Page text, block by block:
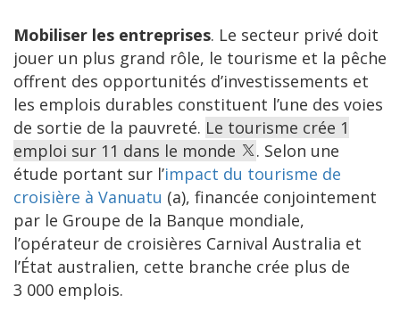
Mobiliser les entreprises. Le secteur privé doit
jouer un plus grand rôle, le tourisme et la pêche
offrent des opportunités d’investissements et
les emplois durables constituent l’une des voies
de sortie de la pauvreté. Le tourisme crée 1
emploi sur 11 dans le monde
. Selon une
étude portant sur l’impact du tourisme de
croisière à Vanuatu (a), financée conjointement
par le Groupe de la Banque mondiale,
l’opérateur de croisières Carnival Australia et
l’État australien, cette branche crée plus de
3 000 emplois.